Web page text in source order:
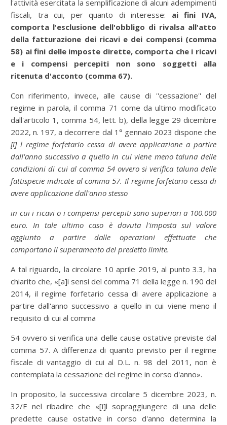
l'attività esercitata la semplificazione di alcuni adempimenti
fiscali, tra cui, per quanto di interesse: ai fini IVA,
comporta l'esclusione dell'obbligo di rivalsa all'atto
della fatturazione dei ricavi e dei compensi (comma
58) ai fini delle imposte dirette, comporta che i ricavi
e i compensi percepiti non sono soggetti alla
ritenuta d'acconto (comma 67).
Con riferimento, invece, alle cause di ''cessazione'' del
regime in parola, il comma 71 come da ultimo modificato
dall'articolo 1, comma 54, lett. b), della legge 29 dicembre
2022, n. 197, a decorrere dal 1° gennaio 2023 dispone che
[i] l regime forfetario cessa di avere applicazione a partire
dall'anno successivo a quello in cui viene meno taluna delle
condizioni di cui al comma 54 ovvero si verifica taluna delle
fattispecie indicate al comma 57. Il regime forfetario cessa di
avere applicazione dall'anno stesso
in cui i ricavi o i compensi percepiti sono superiori a 100.000
euro. In tale ultimo caso è dovuta l'imposta sul valore
aggiunto a partire dalle operazioni effettuate che
comportano il superamento del predetto limite.
A tal riguardo, la circolare 10 aprile 2019, al punto 3.3, ha
chiarito che, «[a]i sensi del comma 71 della legge n. 190 del
2014, il regime forfetario cessa di avere applicazione a
partire dall'anno successivo a quello in cui viene meno il
requisito di cui al comma
54 ovvero si verifica una delle cause ostative previste dal
comma 57. A differenza di quanto previsto per il regime
fiscale di vantaggio di cui al D.L. n. 98 del 2011, non è
contemplata la cessazione del regime in corso d'anno».
In proposito, la successiva circolare 5 dicembre 2023, n.
32/E nel ribadire che «[i]l sopraggiungere di una delle
predette cause ostative in corso d'anno determina la